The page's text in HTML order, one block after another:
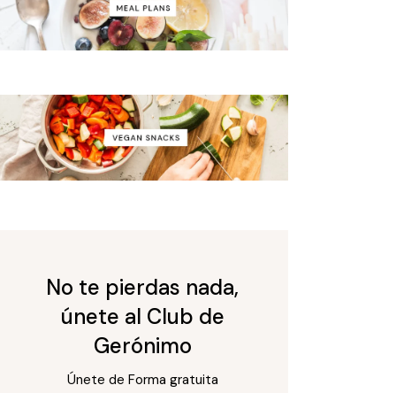
No te pierdas nada,
únete al Club de
Gerónimo
Únete de Forma gratuita